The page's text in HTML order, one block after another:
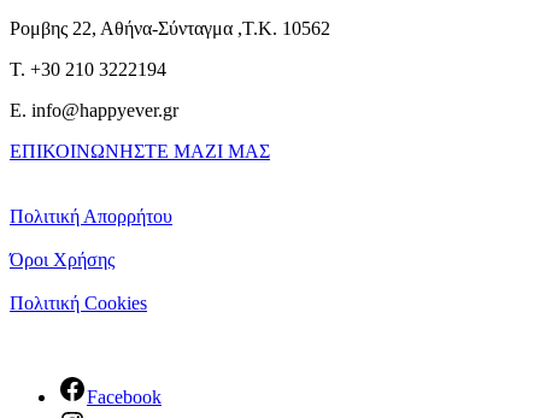
Ρομβης 22, Αθήνα-Σύνταγμα ,Τ.Κ. 10562
T. +30 210 3222194
E. info@happyever.gr
ΕΠΙΚΟΙΝΩΝΗΣΤΕ ΜΑΖΙ ΜΑΣ
Πολιτική Απορρήτου
Όροι Χρήσης
Πολιτική Cookies
Facebook